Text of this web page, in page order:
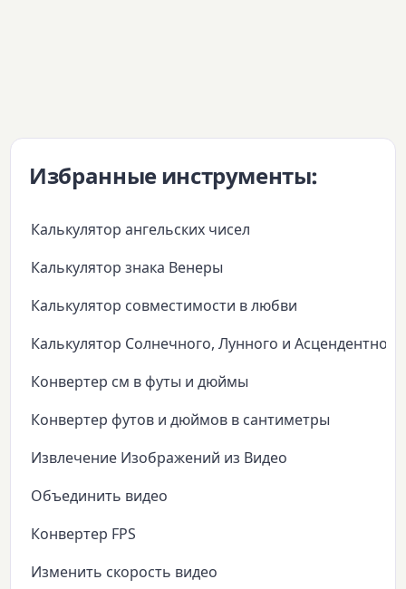
Избранные инструменты:
Калькулятор ангельских чисел
Калькулятор знака Венеры
Калькулятор совместимости в любви
Калькулятор Солнечного, Лунного и Асцендентного
Конвертер см в футы и дюймы
Конвертер футов и дюймов в сантиметры
Извлечение Изображений из Видео
Объединить видео
Конвертер FPS
Изменить скорость видео